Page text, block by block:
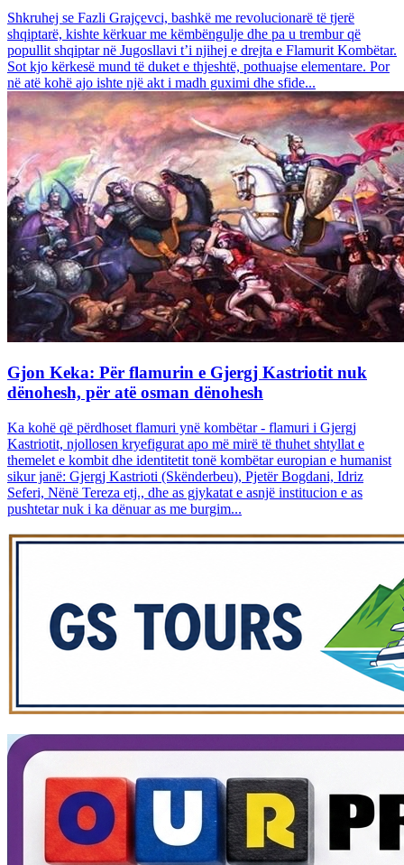
Shkruhej se Fazli Grajçevci, bashkë me revolucionarë të tjerë
shqiptarë, kishte kërkuar me këmbëngulje dhe pa u trembur që
popullit shqiptar në Jugosllavi t’i njihej e drejta e Flamurit Kombëtar.
Sot kjo kërkesë mund të duket e thjeshtë, pothuajse elementare. Por
në atë kohë ajo ishte një akt i madh guximi dhe sfide...
Gjon Keka: Për flamurin e Gjergj Kastriotit nuk
dënohesh, për atë osman dënohesh
Ka kohë që përdhoset flamuri ynë kombëtar - flamuri i Gjergj
Kastriotit, njollosen kryefigurat apo më mirë të thuhet shtyllat e
themelet e kombit dhe identitetit tonë kombëtar europian e humanist
sikur janë: Gjergj Kastrioti (Skënderbeu), Pjetër Bogdani, Idriz
Seferi, Nënë Tereza etj., dhe as gjykatat e asnjë institucion e as
pushtetar nuk i ka dënuar as me burgim...